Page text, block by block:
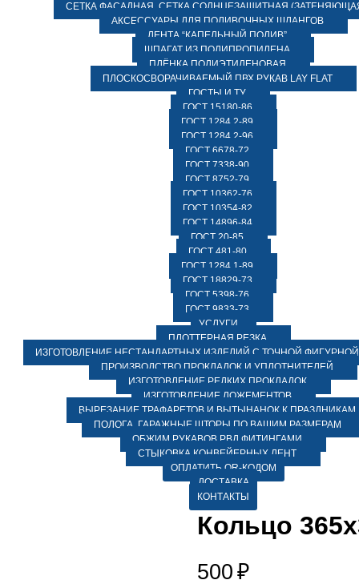
СЕТКА ФАСАДНАЯ. СЕТКА СОЛНЦЕЗАЩИТНАЯ
АКСЕССУАРЫ ДЛЯ ПОЛИВОЧНЫХ ШЛАНГОВ
ЛЕНТА “КАПЕЛЬНЫЙ ПОЛИВ”
ШПАГАТ ИЗ ПОЛИПРОПИЛЕНА
ПЛЁНКА ПОЛИЭТИЛЕНОВАЯ
ПЛОСКОСВОРАЧИВАЕМЫЙ ПВХ РУКАВ LAY FLAT
ГОСТЫ И ТУ
ГОСТ 15180-86
ГОСТ 1284.2-89
ГОСТ 1284.2-96
ГОСТ 6678-72
ГОСТ 7338-90
ГОСТ 8752-79
ГОСТ 10362-76
ГОСТ 10354-82
ГОСТ 14896-84
ГОСТ 20-85
ГОСТ 481-80
ГОСТ 1284.1-89
ГОСТ 18829-73
ГОСТ 5398-76
ГОСТ 9833-73
УСЛУГИ
ПЛОТТЕРНАЯ РЕЗКА
ИЗГОТОВЛЕНИЕ НЕСТАНДАРТНЫХ ИЗДЕЛИЙ С ТОЧНОЙ ФИГУРНОЙ
ПРОИЗВОДСТВО ПРОКЛАДОК И УПЛОТНИТЕЛЕЙ
ИЗГОТОВЛЕНИЕ РЕДКИХ ПРОКЛАДОК
ИЗГОТОВЛЕНИЕ ЛОЖЕМЕНТОВ
ВЫРЕЗАНИЕ ТРАФАРЕТОВ И ВЫТЫНАНОК К ПРАЗДНИКАМ
ПОЛОГА, ГАРАЖНЫЕ ШТОРЫ ПО ВАШИМ РАЗМЕРАМ
ОБЖИМ РУКАВОВ РВД ФИТИНГАМИ
СТЫКОВКА КОНВЕЙЕРНЫХ ЛЕНТ
ОПЛАТИТЬ QR-КОДОМ
ДОСТАВКА
КОНТАКТЫ
Кольцо
500 ₽